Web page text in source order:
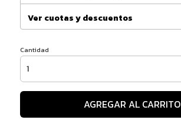
Ver cuotas y descuentos
Cantidad
AGREGAR AL CARRITO